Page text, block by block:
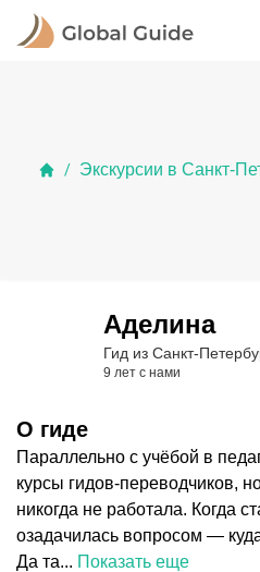
/ Экскурсии в Санкт-
Аделина
Гид из Санкт-
9 лет с нами
О гиде
Параллельно с учёбой в
курсы гидов-переводчиков,
никогда не работала. Когда
озадачилась вопросом —
Да та... Показать еще